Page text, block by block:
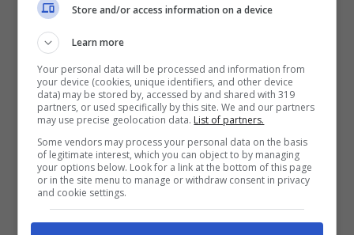
Ilary Blasi indossa una
parrucca, il caschetto
biondo non è suo
Ilary scherza con la sua vecchia amica in
studio, e alla fine, per rinforzare la sua tesi
secondo cui quel caschetto biondo sia in
Store and/or access information on a device
Learn more
Your personal data will be processed and information from
your device (cookies, unique identifiers, and other device
data) may be stored by, accessed by and shared with 319
partners, or used specifically by this site. We and our partners
may use precise geolocation data. List of partners.
Some vendors may process your personal data on the basis
of legitimate interest, which you can object to by managing
your options below. Look for a link at the bottom of this page
or in the site menu to manage or withdraw consent in privacy
and cookie settings.